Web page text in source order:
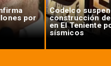
por
Codelco
construcción
en El Teniente
sísmicos